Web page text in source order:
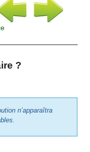
?
n’apparaîtra